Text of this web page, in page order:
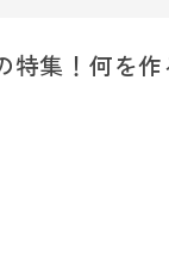
特集！何を